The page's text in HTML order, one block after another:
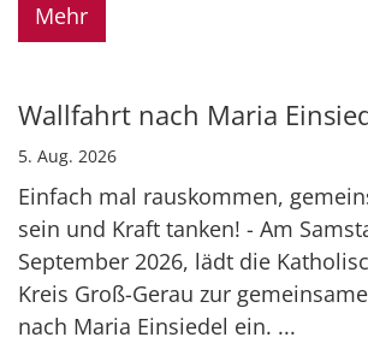
Mehr
Wallfahrt nach Maria
5. Aug. 2026
Einfach mal rauskommen,
sein und Kraft tanken! - Am
September 2026, lädt die
Kreis Groß-Gerau zur
nach Maria Einsiedel ein. ...